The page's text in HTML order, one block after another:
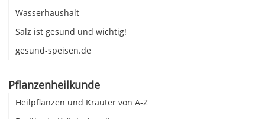
Wasserhaushalt
Salz ist gesund und wichtig!
gesund-speisen.de
Pflanzenheilkunde
Heilpflanzen und Kräuter von A-Z